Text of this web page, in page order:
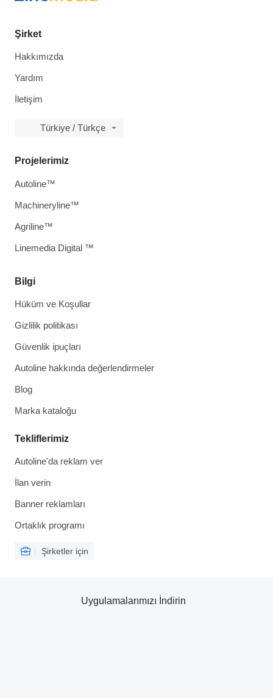
Şirket
Hakkımızda
Yardım
İletişim
Türkiye / Türkçe
Bilgi
Hüküm ve Koşullar
Gizlilik politikası
Güvenlik ipuçları
Autoline hakkında değerlendirmeler
Blog
Marka kataloğu
Tekliflerimiz
Autoline'da reklam ver
İlan verin
Banner reklamları
Ortaklık programı
Şirketler için
Projelerimiz
Autoline™
Machineryline™
Agriline™
Linemedia Digital ™
Uygulamalarımızı İndirin